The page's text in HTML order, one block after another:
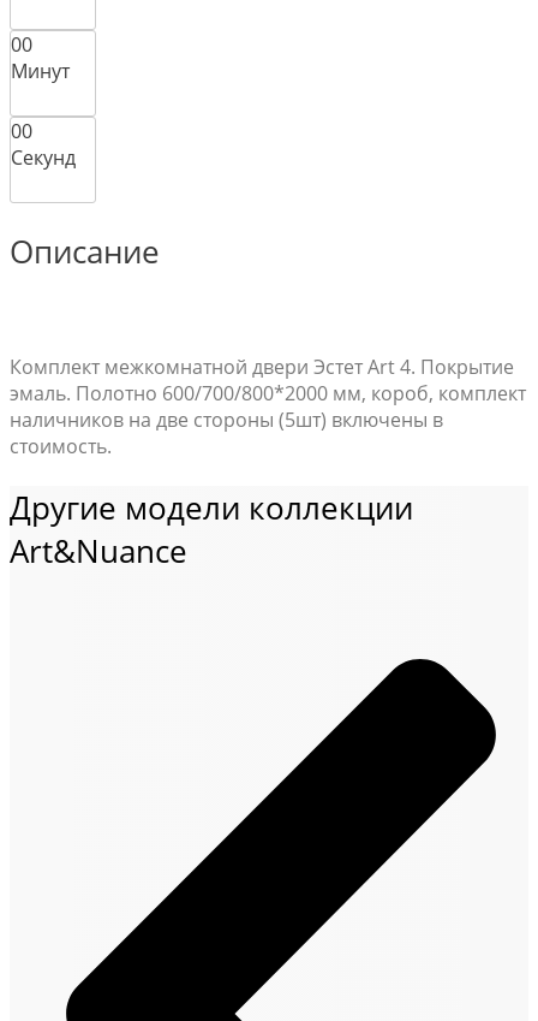
00
Минут
00
Секунд
Описание
Комплект межкомнатной двери Эстет Art 4. Покрытие
эмаль. Полотно 600/700/800*2000 мм, короб, комплект
наличников на две стороны (5шт) включены в
стоимость.
Другие модели коллекции
Art&Nuance